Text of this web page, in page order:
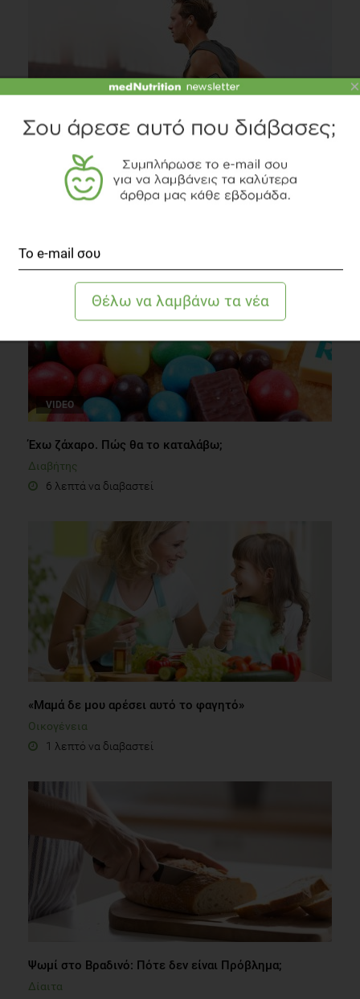
PODCAST
Θρεπτικά συστατικά που είναι απαραίτητα για τους
ασκούμενους
VIDEO
Έχω ζάχαρο. Πώς θα το καταλάβω;
Διαβήτης
6 λεπτά να διαβαστεί
«Μαμά δε μου αρέσει αυτό το φαγητό»
Οικογένεια
1 λεπτό να διαβαστεί
Ψωμί στο Βραδινό: Πότε δεν είναι Πρόβλημα;
Δίαιτα
×